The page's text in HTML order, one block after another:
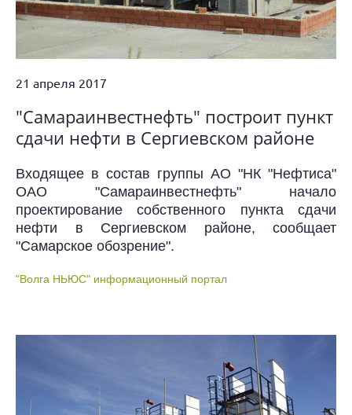
21 апреля 2017
"Самараинвестнефть" построит пункт
сдачи нефти в Сергиевском районе
Входящее в состав группы АО "НК "Нефтиса"
ОАО "Самараинвестнефть" начало
проектирование собственного пункта сдачи
нефти в Сергиевском районе, сообщает
"Самарское обозрение".
"Волга НЬЮС" информационный портал